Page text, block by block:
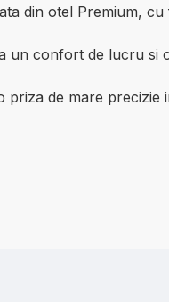
din otel Premium,
confort de lucru si
de mare precizie